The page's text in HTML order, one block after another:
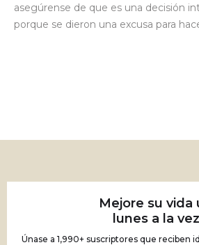
asegúrense de que es una decisión
porque se dieron una excusa para
Mejore su vida
lunes a la vez
Únase a 1,990+ suscriptores que reciben